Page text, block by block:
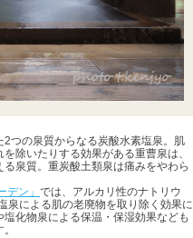
つの泉質からなる炭酸水素塩泉。肌
除いたりする効果がある重曹泉は、
泉質。重炭酸土類泉は痛みをやわら
デン」 では、アルカリ性のナトリウ
泉による肌の老廃物を取り除く効果に
化物泉による保温・保湿効果なども